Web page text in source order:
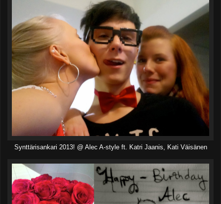
Synttärisankari 2013! @ Alec A-style ft. Katri Jaanis, Kati Väisänen